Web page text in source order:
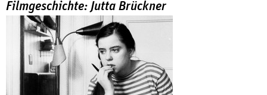
Filmgeschichte: Jutta Brückner